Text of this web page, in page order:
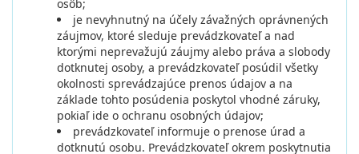
osôb;
je nevyhnutný na účely závažných oprávnených
záujmov, ktoré sleduje prevádzkovateľ a nad
ktorými neprevažujú záujmy alebo práva a slobody
dotknutej osoby, a prevádzkovateľ posúdil všetky
okolnosti sprevádzajúce prenos údajov a na
základe tohto posúdenia poskytol vhodné záruky,
pokiaľ ide o ochranu osobných údajov;
prevádzkovateľ informuje o prenose úrad a
dotknutú osobu. Prevádzkovateľ okrem poskytnutia